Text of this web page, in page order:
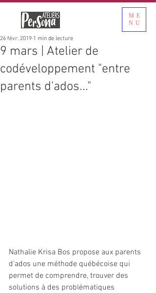
ME
NU
9 mars | Atelier de
codéveloppement "entre
parents d'ados..."
26 févr. 2019 1 min de lecture
Nathalie Krisa Bos propose aux parents
d'ados une méthode québécoise qui
permet de comprendre, trouver des
solutions à des problématiques